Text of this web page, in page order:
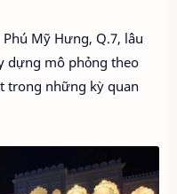
Mỹ Hưng, Q.7, lâu
dựng mô phỏng theo
trong những kỳ quan